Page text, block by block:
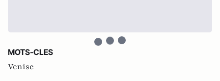
MOTS-CLES
Venise